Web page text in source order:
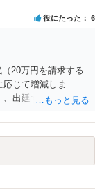
役にたった 6
20万円を請求する
じて増減しま
、出廷する際の交通
弁護士に委任する場
、原告被告共通で